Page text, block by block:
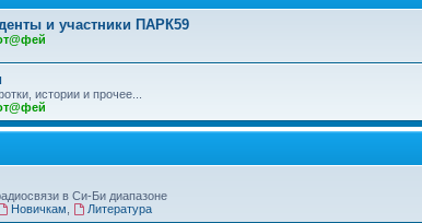
и участники ПАРК59
истории и прочее...
в Си-Би диапазоне
Новичкам Литература